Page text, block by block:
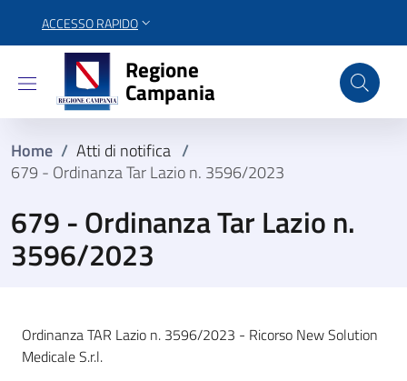
ACCESSO RAPIDO
Regione Campania
Regione
Campania
Home / Atti di notifica /
679 - Ordinanza Tar Lazio n. 3596/2023
679 - Ordinanza Tar Lazio n.
3596/2023
Ordinanza TAR Lazio n. 3596/2023 - Ricorso New Solution
Medicale S.r.l.